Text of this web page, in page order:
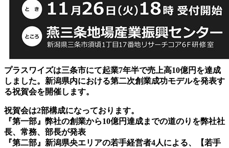
プラスワイズは三条市にて起業7年半で売上高10億円を達成
しました。新潟県内における第二次創業成功モデルを発表す
る祝賀会を開催します。
祝賀会は2部構成になっております。
『第一部』弊社の創業から10億円達成までの道のりを弊社社
長、常務、部長が発表
『第二部』新潟県央エリアの若手経営者4人による、【若手